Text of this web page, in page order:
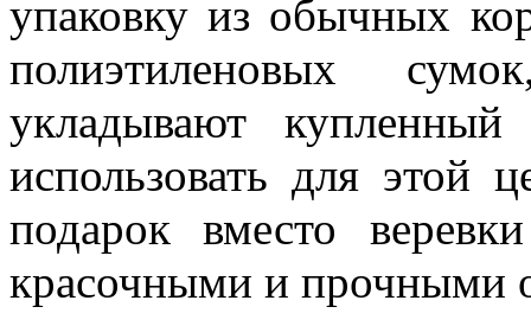
упаковку из обычных
полиэтиленовых
укладывают
использовать для этой
подарок вместо
красочными и прочными